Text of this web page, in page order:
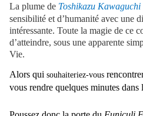
La plume de Toshikazu Kawaguchi
sensibilité et d’humanité avec une
intéressante. Toute la magie de ce
d’atteindre, sous une apparente
Vie.
Alors qui souhaiteriez-vous
vous rendre quelques minutes dans